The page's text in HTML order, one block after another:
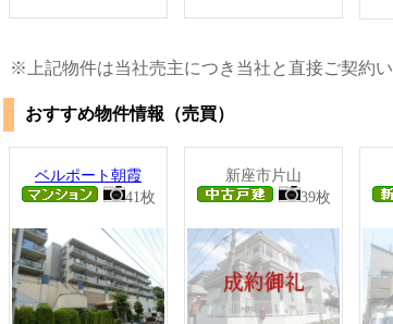
※上記物件は当社売主につき当社と直接ご契約い
おすすめ物件情報（売買）
ベルポート朝霞
41枚
新座市片山
39枚